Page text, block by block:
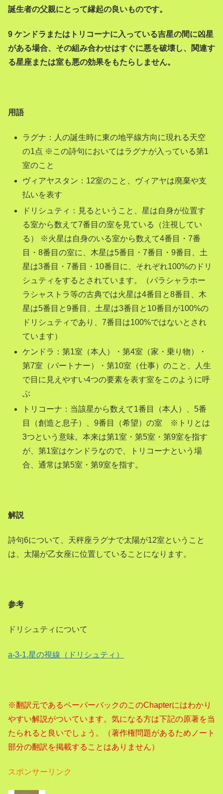
誕生者の父親にとって縁起の良いものです。
9 ケンドラまたはトリコーナに入っている吉星の間に凶星
がある場合、その組み合わせはすぐに悪を破壊し、関連す
る星座または室も悪の効果をもたらしません。
用語
ラグナ：人の誕生時に東の地平線方向に現れる天空
の1点 ※この詩句においてはラグナが入っている第1
室のこと
ヴィアヤスタン：12室のこと、ヴィアヤは廃棄や支
払いを表す
ドリシュティ：見るということ、星は自身が位置す
る室から数えて7番目の室を見ている（注視してい
る） ※火星は自身のいる室から数えて4番目・7番
目・8番目の室に、木星は5番目・7番目・9番目、土
星は3番目・7番目・10番目に、それぞれ100%のドリ
シュティをするとされています。（パラシャラホー
ラシャストラ等の古典では火星は4番目と8番目、木
星は5番目と9番目、土星は3番目と10番目が100%の
ドリシュティであり、7番目は100%ではないとされ
ています）
ケンドラ：第1室（本人）・第4室（家・乗り物）・
第7室（パートナー）・第10室（仕事）のこと、人生
で目に見えやすい4つの要素を表す室をこのように呼
ぶ
トリコーナ：当該星から数えて1番目（本人）、5番
目（創造と息子）、9番目（希望）の室 ※トリとは
3つという意味。本来は第1室・第5室・第9室を指す
が、第1室はケンドラなので、トリコーナという場
合、通常は第5室・第9室を指す。
解説
詩句6について、天秤座ラグナで太陽が12室ということ
は、太陽が乙女座に位置していることになります。
参考
ドリシュティについて
a-3-1.星の視線（ドリシュティ）
※翻訳元であるペーパーバックのこのChapterにはわかり
やすい解説がついています。気になる方は下記の原著を当
たられると良いでしょう。（著作権問題があるためノート
部分の翻訳を掲載することはありません）
スポンサーリンク